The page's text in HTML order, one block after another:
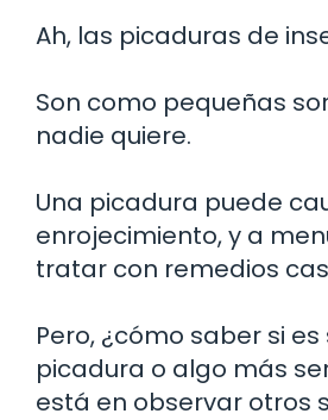
Ah, las picaduras de
Son como pequeñas
nadie quiere.
Una picadura puede
enrojecimiento, y a
tratar con remedios
Pero, ¿cómo saber si es
picadura o algo más
está en observar otros